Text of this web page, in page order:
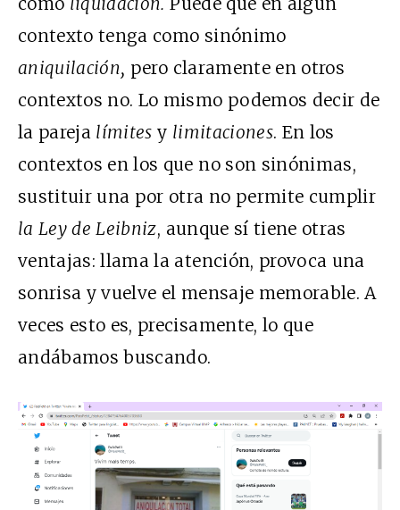
contexto tenga como sinónimo
aniquilación, pero claramente en otros
contextos no. Lo mismo podemos decir de
la pareja límites y limitaciones. En los
contextos en los que no son sinónimas,
sustituir una por otra no permite cumplir
la Ley de Leibniz, aunque sí tiene otras
ventajas: llama la atención, provoca una
sonrisa y vuelve el mensaje memorable. A
veces esto es, precisamente, lo que
andábamos buscando.